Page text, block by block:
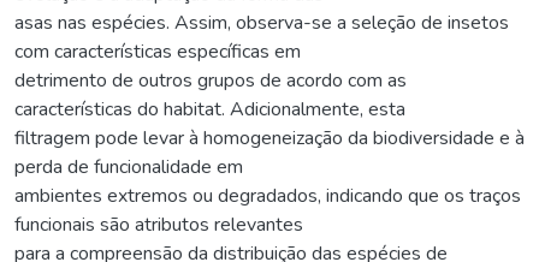
asas nas espécies. Assim, observa-se a seleção de insetos
com características específicas em
detrimento de outros grupos de acordo com as
características do habitat. Adicionalmente, esta
filtragem pode levar à homogeneização da biodiversidade e à
perda de funcionalidade em
ambientes extremos ou degradados, indicando que os traços
funcionais são atributos relevantes
para a compreensão da distribuição das espécies de